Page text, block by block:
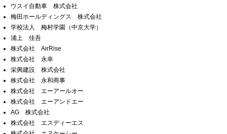
ウスイ自動車 株式会社
梅田ホールディングス 株式会社
学校法人 梅村学園（中京大学）
浦上 佳吾
株式会社 AirRise
株式会社 永幸
栄興建設 株式会社
株式会社 永和商事
株式会社 エーアールオー
株式会社 エーアンドエー
AG 株式会社
株式会社 エスディーエス